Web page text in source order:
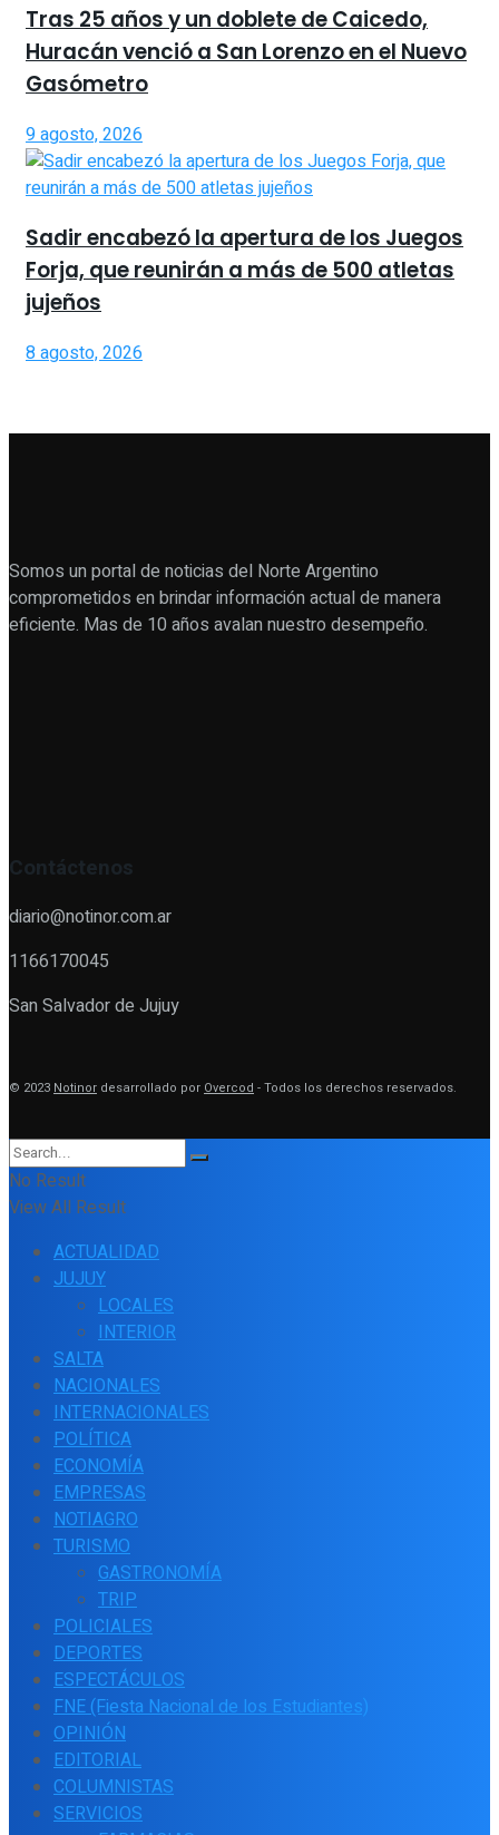
Tras 25 años y un doblete de Caicedo,
Huracán venció a San Lorenzo en el Nuevo
Gasómetro
9 agosto, 2026
Sadir encabezó la apertura de los Juegos
Forja, que reunirán a más de 500 atletas
jujeños
8 agosto, 2026
Somos un portal de noticias del Norte Argentino
comprometidos en brindar información actual de manera
eficiente. Mas de 10 años avalan nuestro desempeño.
Contáctenos
diario@notinor.com.ar
1166170045
San Salvador de Jujuy
© 2023 Notinor desarrollado por Overcod - Todos los derechos reservados.
No Result
View All Result
ACTUALIDAD
JUJUY
LOCALES
INTERIOR
SALTA
NACIONALES
INTERNACIONALES
POLÍTICA
ECONOMÍA
EMPRESAS
NOTIAGRO
TURISMO
GASTRONOMÍA
TRIP
POLICIALES
DEPORTES
ESPECTÁCULOS
FNE (Fiesta Nacional de los Estudiantes)
OPINIÓN
EDITORIAL
COLUMNISTAS
SERVICIOS